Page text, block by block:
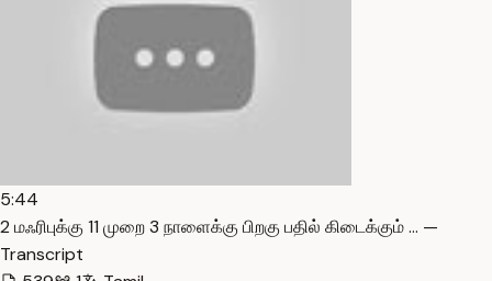
5:44
2 மஃரிபுக்கு 11 முறை 3 நாளைக்கு பிறகு பதில் கிடைக்கும் … —
Transcript